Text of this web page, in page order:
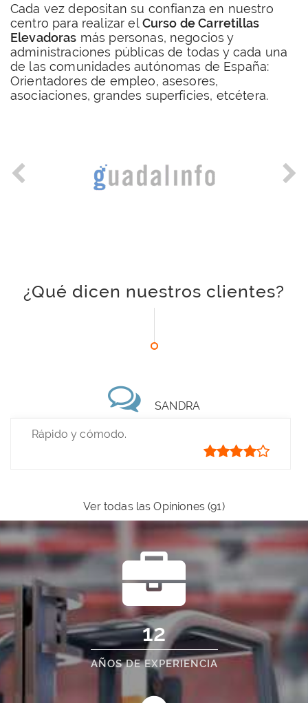
Cada vez depositan su confianza en nuestro
centro para realizar elCurso de Carretillas
Elevadoras más personas, negocios y
administraciones públicas de todas y cada una
de las comunidades autónomas de España:
Orientadores de empleo, asesores,
asociaciones, grandes superficies, etcétera.
¿Qué dicen nuestros clientes?
SANDRA
Rápido y cómodo.
Ver todas las Opiniones (91)
12
AÑOS DE EXPERIENCIA